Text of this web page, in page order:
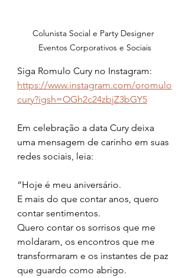
Colunista Social e Party Designer
Eventos Corporativos e Sociais
Siga Romulo Cury no Instagram:
https://www.instagram.com/oromulo
cury?igsh=OGh2c24zbjZ3bGY5
Em celebração a data Cury deixa
uma mensagem de carinho em suas
redes sociais, leia:
“Hoje é meu aniversário.
E mais do que contar anos, quero
contar sentimentos.
Quero contar os sorrisos que me
moldaram, os encontros que me
transformaram e os instantes de paz
que guardo como abrigo.